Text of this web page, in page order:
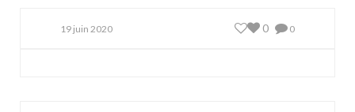
19 juin 2020 0
0